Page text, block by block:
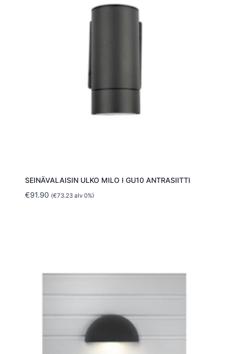
SEINÄVALAISIN ULKO MILO I GU10 ANTRASIITTI
€91.90 (€73.23alv 0%)